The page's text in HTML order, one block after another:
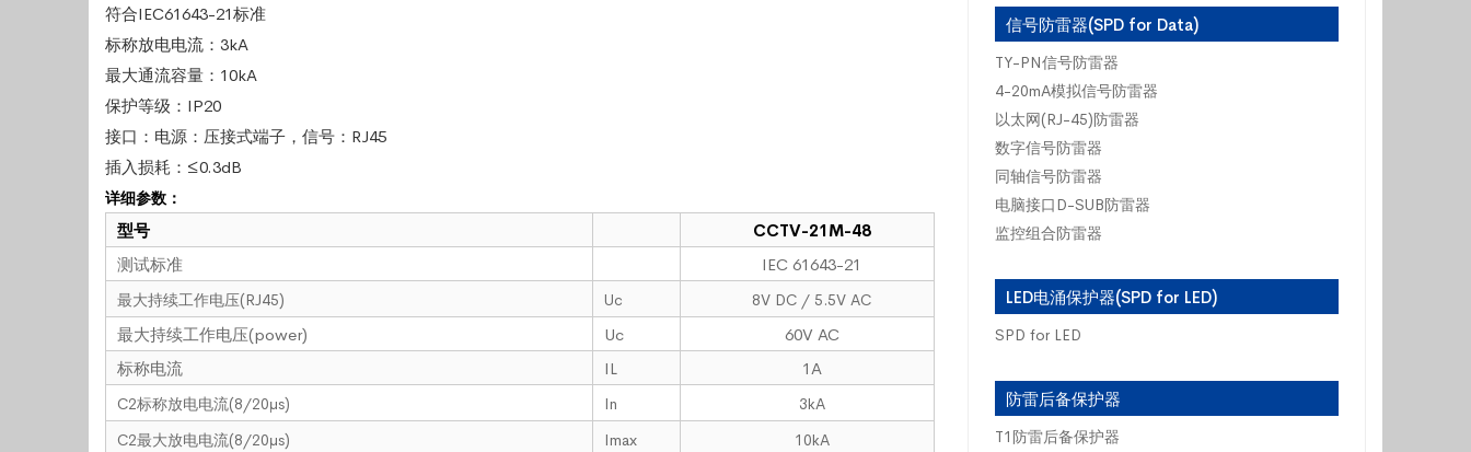
符合IEC61643-21标准
标称放电电流：3kA
最大通流容量：10kA
保护等级：IP20
接口：电源：压接式端子，信号：RJ45
插入损耗：≤0.3dB
详细参数：
型号
CCTV-21M-48
测试标准
IEC 61643-21
最大持续工作电压(RJ45) Uc 8V DC / 5.5V AC
最大持续工作电压(power) Uc
60V AC
标称电流
IL 1A
C2标称放电电流(8/20μs) In
3kA
C2最大放电电流(8/20μs)
Imax 10kA
信号防雷器(SPD for Data)
TY-PN信号防雷器
4-20mA模拟信号防雷器
以太网(RJ-45)防雷器
数字信号防雷器
同轴信号防雷器
电脑接口D-SUB防雷器
监控组合防雷器
LED电涌保护器(SPD for LED)
SPD for LED
防雷后备保护器
T1防雷后备保护器